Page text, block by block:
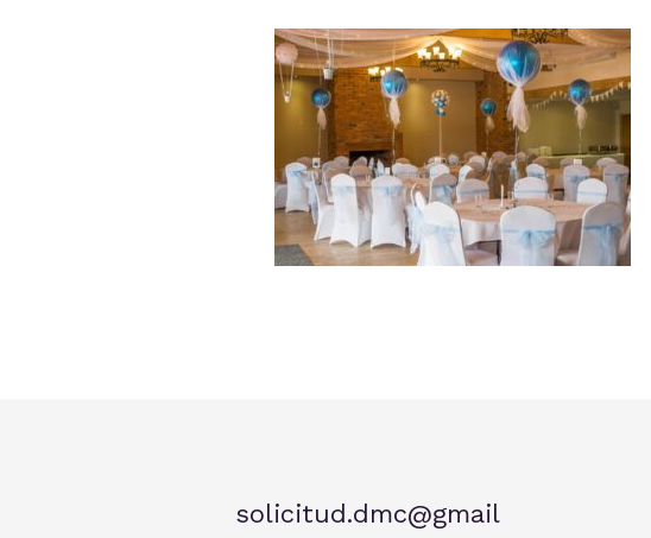
solicitud.dmc@gmail